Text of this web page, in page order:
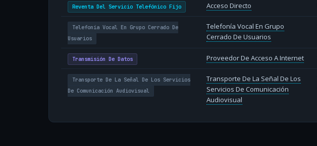
Reventa Del Servicio Telefónico Fijo Acceso Directo
Telefonía Vocal En Grupo Cerrado De
Usuarios
Telefonía Vocal En Grupo
Cerrado De Usuarios
Transmisión De Datos Proveedor De Acceso A Internet
Transporte De La Señal De Los Servicios
De Comunicación Audiovisual
Transporte De La Señal De Los
Servicios De Comunicación
Audiovisual